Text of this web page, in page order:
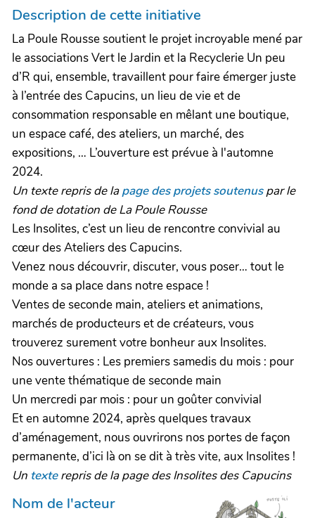
Description de cette initiative
La Poule Rousse soutient le projet incroyable mené par
le associations Vert le Jardin et la Recyclerie Un peu
d’R qui, ensemble, travaillent pour faire émerger juste
à l’entrée des Capucins, un lieu de vie et de
consommation responsable en mêlant une boutique,
un espace café, des ateliers, un marché, des
expositions, … L’ouverture est prévue à l'automne
2024.
Un texte repris de lapage des projets soutenuspar le
fond de dotation de La Poule Rousse
Les Insolites, c’est un lieu de rencontre convivial au
cœur des Ateliers des Capucins.
Venez nous découvrir, discuter, vous poser… tout le
monde a sa place dans notre espace !
Ventes de seconde main, ateliers et animations,
marchés de producteurs et de créateurs, vous
trouverez surement votre bonheur aux Insolites.
Nos ouvertures : Les premiers samedis du mois : pour
une vente thématique de seconde main
Un mercredi par mois : pour un goûter convivial
Et en automne 2024, après quelques travaux
d’aménagement, nous ouvrirons nos portes de façon
permanente, d’ici là on se dit à très vite, aux Insolites !
Un texterepris de la page des Insolites des Capucins
Nom de l'acteur